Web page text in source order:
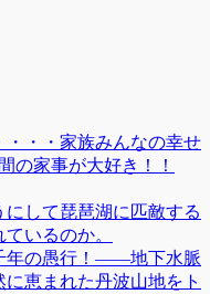
・・家族みんなの幸せ
の家事が大好き！！
して琵琶湖に匹敵する
いるのか。
年の愚行！――地下水脈
恵まれた丹波山地をト